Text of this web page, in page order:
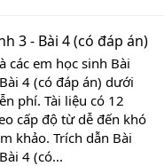
3 - Bài 4 (có đáp án)
các em học sinh Bài
4 (có đáp án) dưới
phí. Tài liệu có 12
cấp độ từ dễ đến khó
khảo. Trích dẫn Bài
4 (có...